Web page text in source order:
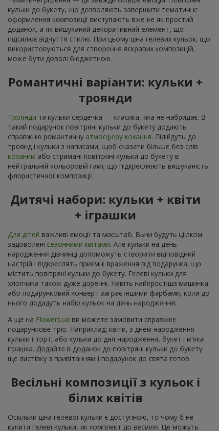
кульки до букету, що дозволяють завершити тематичне
оформлення композиції виступають вже не як простий
доданок, а як вишуканий декоративний елемент, що
підсилює відчуття стилю. При цьому ціна гелевих кульок, що
використовуються для створення яскравих композицій,
може бути доволі бюджетною.
Романтичні варіанти: кульки +
троянди
Троянди та кульки сердечка — класика, яка не набридає. В
такий подарунок повітряні кульки до букету додають
справжню романтичну атмосферу кохання. Підійдуть до
троянд і кульки з написами, щоб сказати більше без слів
коханим або стримані повітряні кульки до букету в
нейтральній кольоровій гамі, що підкреслюють вишуканість
флористичної композиції.
Дитячі набори: кульки + квіти
+ іграшки
Для дітей важливі емоції та масштаб. Вьни будуть ціілком
задоволені сезонними квітами. Але кульки на день
народження дівчинці допоможуть створити відповідний
настрій і підкреслять приємні враження від подарунка, що
містить повітряні кульки до букету. Гелеві кульки для
хлопчика також дуже доречні. Навіть найпростіша машинка
або подарунковий конверт заграє іншими фарбами, коли до
нього додадуть набір кульок на день народження.
А ще на Flowers.ua ви можете замовити справжнє
подарункове тріо. Наприклад: квіти, з днем народження
кульки і торт; або кульки до дня народження, букет і м’яка
іграшка. Додайте в доданок до повітряні кульки до букету
ще листівку з привітанням і подарунок до свята готов.
Весільні композиції з кульок і
білих квітів
Оскільки ціна гелевої кульки є доступною, то чому б не
купити гелеві кульки, як комплект до весілля. Це можуть